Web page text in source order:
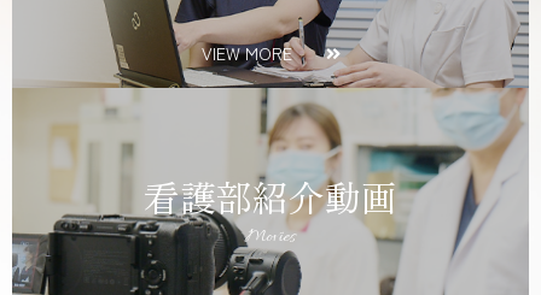
VIEW MORE
看護部紹介動画
Movies